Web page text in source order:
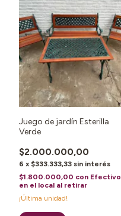
Juego de jardín Esterilla
Verde
$2.000.000,00
6 x $333.333,33 sin interés
$1.800.000,00 con Efectivo
en el local al retirar
¡Última unidad!